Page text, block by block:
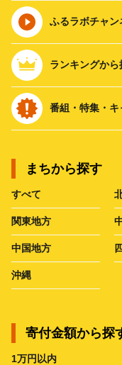
ふるラボチャ
ランキングから
番組・特集・
まちから探す
すべて
関東地方
中国地方
沖縄
寄付金額から探
1万円以内